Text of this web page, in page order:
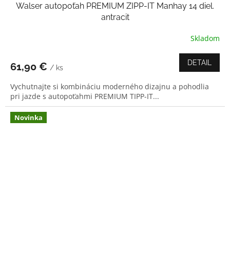
Walser autopoťah PREMIUM ZIPP-IT Manhay 14 diel.
antracit
Skladom
61,90 € / ks
DETAIL
Vychutnajte si kombináciu moderného dizajnu a pohodlia
pri jazde s autopoťahmi PREMIUM TIPP-IT...
Novinka